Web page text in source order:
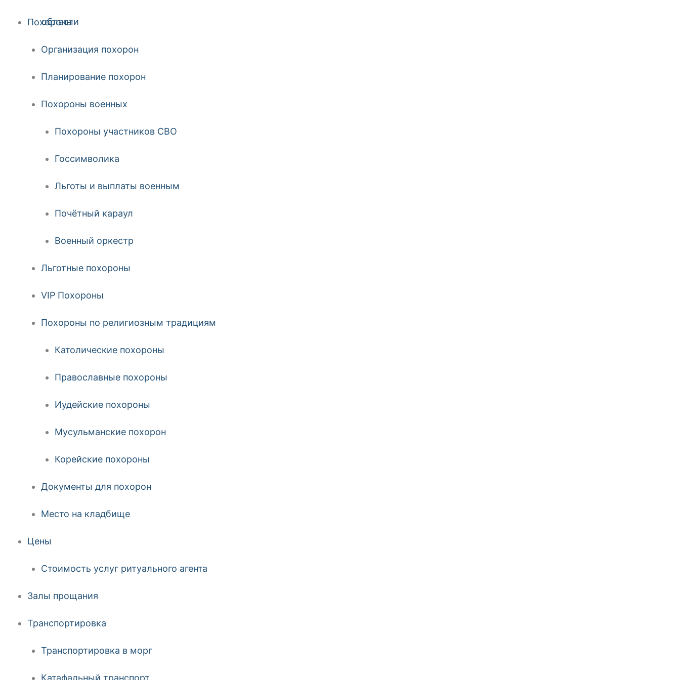
Похороны
Организация похорон
Планирование похорон
Похороны военных
Похороны участников СВО
Госсимволика
Льготы и выплаты военным
Почётный караул
Военный оркестр
Льготные похороны
VIP Похороны
Похороны по религиозным традициям
Католические похороны
Православные похороны
Иудейские похороны
Мусульманские похорон
Корейские похороны
Документы для похорон
Место на кладбище
Цены
Стоимость услуг ритуального агента
Залы прощания
Транспортировка
Транспортировка в морг
Катафальный транспорт